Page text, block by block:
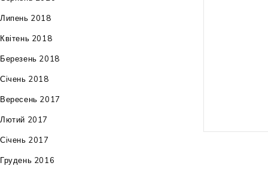
Липень 2018
Квітень 2018
Березень 2018
Січень 2018
Вересень 2017
Лютий 2017
Січень 2017
Грудень 2016